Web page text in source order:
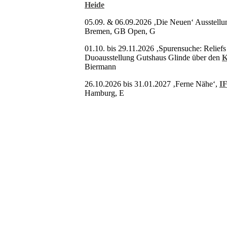
Heide
05.09. & 06.09.2026 ‚Die Neuen‘
Bremen, GB Open, G
01.10. bis 29.11.2026 ‚Spurensuche:
Duoausstellung Gutshaus Glinde über den
Biermann
26.10.2026 bis 31.01.2027 ‚Ferne Nähe‘,
Hamburg, E